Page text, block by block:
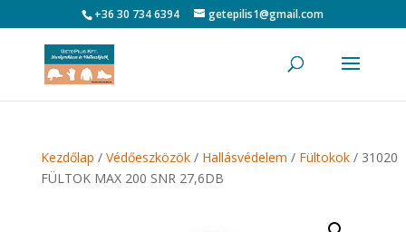
+36 30 734 6394 getepilis1@gmail.com
Kezdőlap / Védőeszközök/ Hallásvédelem / Fültokok/ 31020
FÜLTOK MAX 200 SNR 27,6DB